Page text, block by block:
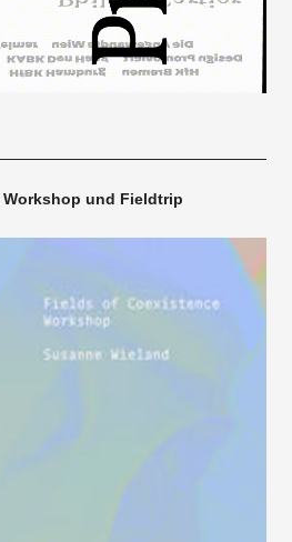
und Fieldtrip